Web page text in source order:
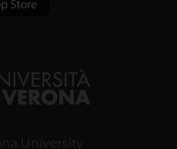
University